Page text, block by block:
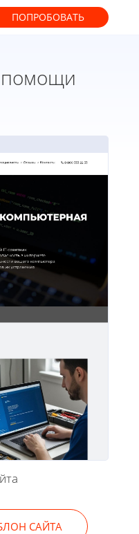
ПОПРОБОВАТЬ
САЙТА